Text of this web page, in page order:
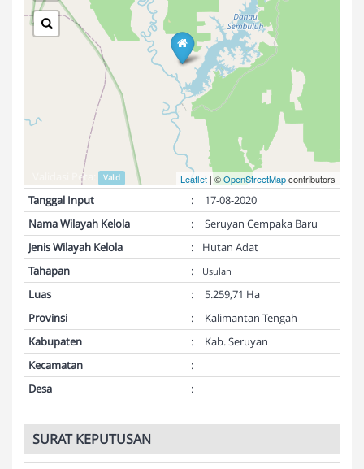
Leaflet | ©OpenStreetMapcontributors
Validasi Peta: Valid
Tanggal Input :
17-08-2020
Nama Wilayah Kelola
:
Seruyan Cempaka Baru
Jenis Wilayah Kelola
:
Hutan Adat
Tahapan
: Usulan
Luas :
5.259,71 Ha
Provinsi
:
Kalimantan Tengah
Kabupaten
:
Kab. Seruyan
Kecamatan
:
Desa
:
SURAT KEPUTUSAN